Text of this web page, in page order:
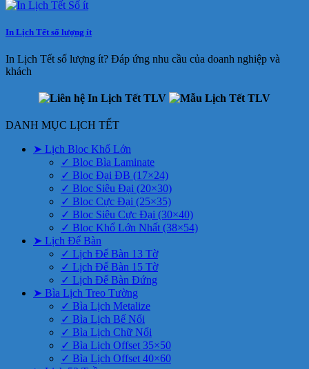
In Lịch Tết số lượng ít
In Lịch Tết số lượng ít? Đáp ứng nhu cầu của doanh nghiệp và
khách
DANH MỤC LỊCH TẾT
➤ Lịch Bloc Khổ Lớn
✓ Bloc Bìa Laminate
✓ Bloc Đại ĐB (17×24)
✓ Bloc Siêu Đại (20×30)
✓ Bloc Cực Đại (25×35)
✓ Bloc Siêu Cực Đại (30×40)
✓ Bloc Khổ Lớn Nhất (38×54)
➤ Lịch Để Bàn
✓ Lịch Để Bàn 13 Tờ
✓ Lịch Để Bàn 15 Tờ
✓ Lịch Để Bàn Đứng
➤ Bìa Lịch Treo Tường
✓ Bìa Lịch Metalize
✓ Bìa Lịch Bế Nổi
✓ Bìa Lịch Chữ Nổi
✓ Bìa Lịch Offset 35×50
✓ Bìa Lịch Offset 40×60